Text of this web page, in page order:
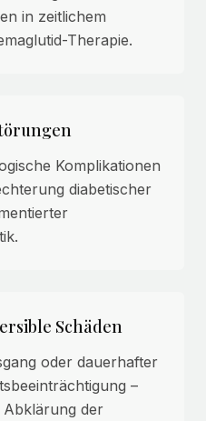
in zeitlichem
Therapie.
Komplikationen
diabetischer
Schäden
oder dauerhafter
–
der